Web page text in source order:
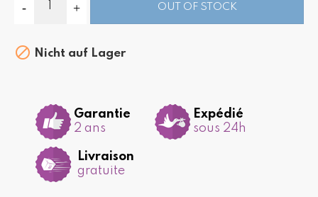
OUT OF STOCK
 Nicht auf Lager
Garantie
2 ans
Expédié
sous 24h
Livraison
gratuite